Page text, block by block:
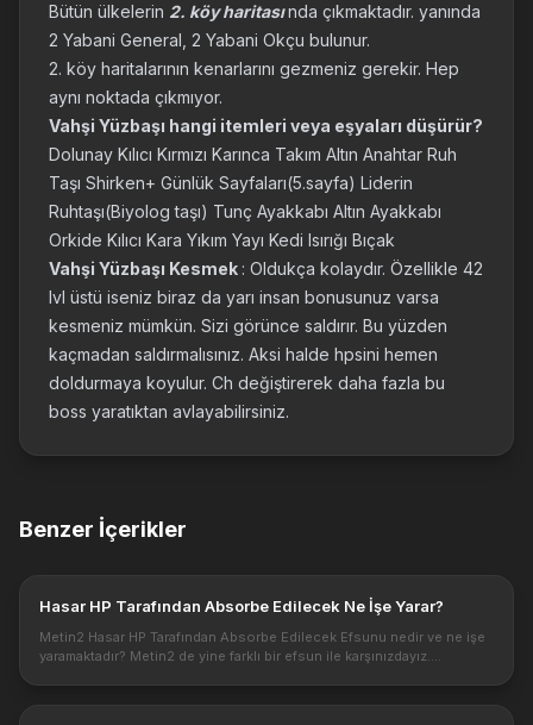
Bütün ülkelerin 2. köy haritasında çıkmaktadır. yanında
2 Yabani General, 2 Yabani Okçu bulunur.
2. köy haritalarının kenarlarını gezmeniz gerekir. Hep
aynı noktada çıkmıyor.
Vahşi Yüzbaşı hangi itemleri veya eşyaları düşürür?
Dolunay Kılıcı Kırmızı Karınca Takım Altın Anahtar Ruh
Taşı Shirken+ Günlük Sayfaları(5.sayfa) Liderin
Ruhtaşı(Biyolog taşı) Tunç Ayakkabı Altın Ayakkabı
Orkide Kılıcı Kara Yıkım Yayı Kedi Isırığı Bıçak
Vahşi Yüzbaşı Kesmek : Oldukça kolaydır. Özellikle 42
lvl üstü iseniz biraz da yarı insan bonusunuz varsa
kesmeniz mümkün. Sizi görünce saldırır. Bu yüzden
kaçmadan saldırmalısınız. Aksi halde hpsini hemen
doldurmaya koyulur. Ch değiştirerek daha fazla bu
boss yaratıktan avlayabilirsiniz.
Benzer İçerikler
Hasar HP Tarafından Absorbe Edilecek Ne İşe Yarar?
Metin2 Hasar HP Tarafından Absorbe Edilecek Efsunu nedir ve ne işe
yaramaktadır? Metin2 de yine farklı bir efsun ile karşınızdayız.